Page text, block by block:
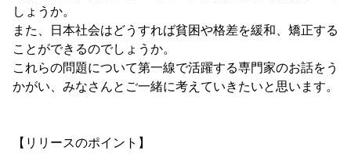
しょうか。
また、日本社会はどうすれば貧困や格差を緩和、矯正する
ことができるのでしょうか。
これらの問題について第一線で活躍する専門家のお話をう
かがい、みなさんとご一緒に考えていきたいと思います。
【リリースのポイント】